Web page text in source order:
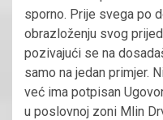
sporno. Prije svega po
obrazloženju svog
pozivajući se na
samo na jedan primjer.
već ima potpisan
u poslovnoj zoni Mlin